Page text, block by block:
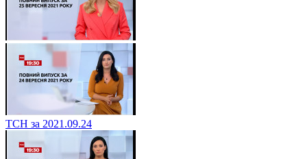
ТСН за 2021.09.24